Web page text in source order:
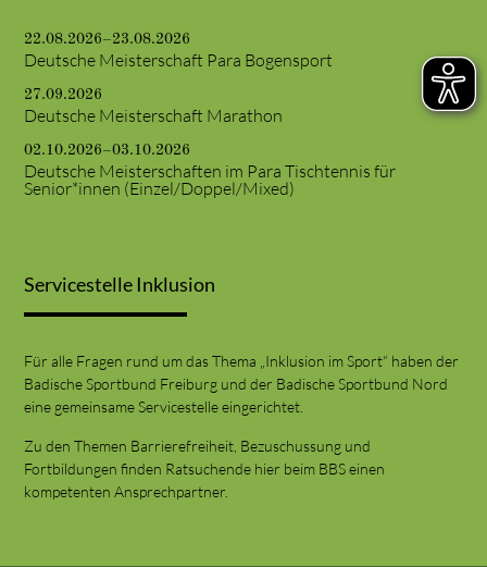
22.08.2026–23.08.2026
Deutsche Meisterschaft Para Bogensport
27.09.2026
Deutsche Meisterschaft Marathon
02.10.2026–03.10.2026
Deutsche Meisterschaften im Para Tischtennis für
Senior*innen (Einzel/Doppel/Mixed)
Servicestelle Inklusion
Für alle Fragen rund um das Thema „Inklusion im Sport“ haben der
Badische Sportbund Freiburg und der Badische Sportbund Nord
eine gemeinsame Servicestelle eingerichtet.
Zu den Themen Barrierefreiheit, Bezuschussung und
Fortbildungen finden Ratsuchende hier beim BBS einen
kompetenten Ansprechpartner.